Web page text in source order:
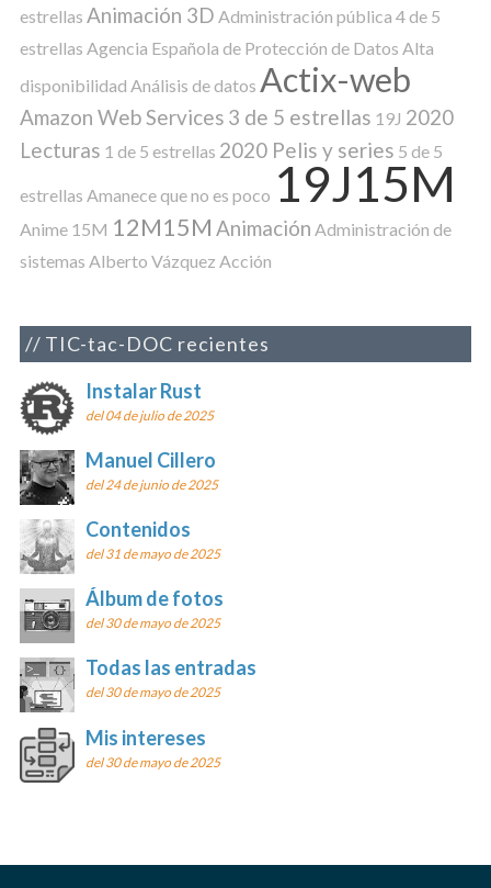
estrellas Animación 3D Administración pública 4 de 5
estrellas Agencia Española de Protección de Datos Alta
disponibilidad Análisis de datos Actix-web
Amazon Web Services 3 de 5 estrellas 19J 2020
Lecturas 1 de 5 estrellas 2020 Pelis y series 5 de 5
estrellas Amanece que no es poco 19J15M
Anime 15M 12M15M Animación Administración de
sistemas Alberto Vázquez Acción
TIC-tac-DOC recientes
Instalar Rust
del 04 de julio de 2025
Manuel Cillero
del 24 de junio de 2025
Contenidos
del 31 de mayo de 2025
Álbum de fotos
del 30 de mayo de 2025
Todas las entradas
del 30 de mayo de 2025
Mis intereses
del 30 de mayo de 2025